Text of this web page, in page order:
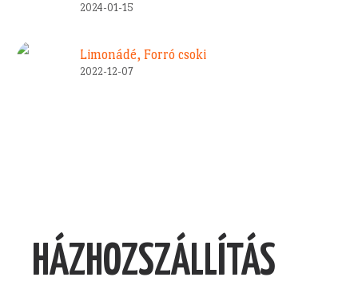
2024-01-15
Limonádé, Forró csoki
2022-12-07
HÁZHOZSZÁLLÍTÁS